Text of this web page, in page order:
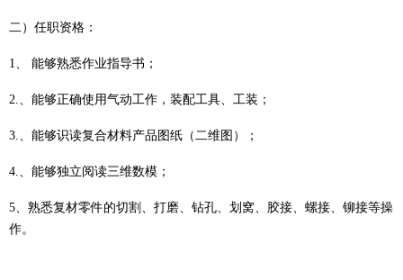
二） 任职资格：
1、 能够熟悉作业指导书；
2.、能够正确使用气动工作，装配工具、工装；
3.、能够识读复合材料产品图纸（二维图）；
4.、能够独立阅读三维数模；
5、熟悉复材零件的切割、打磨、钻孔、划窝、胶接、螺接、铆接等操
作。